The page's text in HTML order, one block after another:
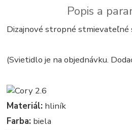
Popis a
Dizajnové stropné stmievateľné
(Svietidlo je na objednávku.
Materiál: hliník
Farba: biela